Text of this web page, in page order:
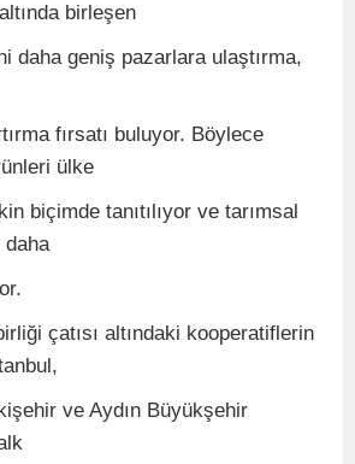
birleşen
daha geniş pazarlara ulaştırma,
fırsatı buluyor. Böylece
ülke
biçimde tanıtılıyor ve tarımsal
daha
çatısı altındaki kooperatiflerin
ve Aydın Büyükşehir